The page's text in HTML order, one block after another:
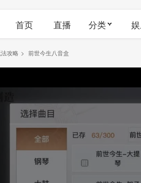
首页 直播 分类
攻略 > 前世今生八音盒